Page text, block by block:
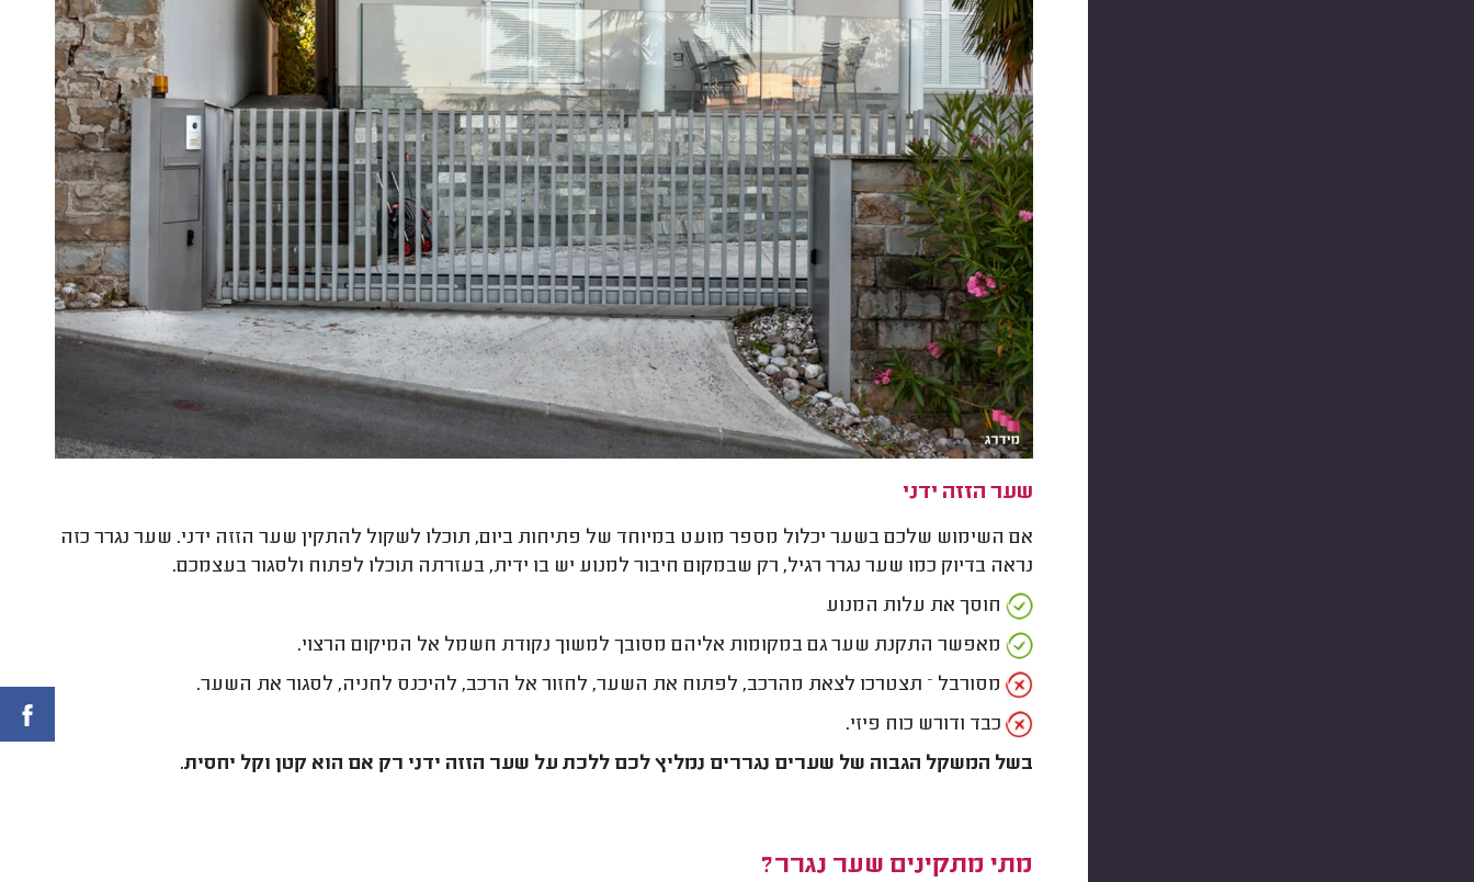
שער הזזה ידני
אם השימוש שלכם בשער יכלול מספר מועט במיוחד של פתיחות ביום, תוכלו לשקול להתקין שער הזזה ידני. שער נגרר כזה
נראה בדיוק כמו שער נגרר רגיל, רק שבמקום חיבור למנוע יש בו ידית, בעזרתה תוכלו לפתוח ולסגור בעצמכם.
חוסך את עלות המנוע
מאפשר התקנת שער גם במקומות אליהם מסובך למשוך נקודת חשמל אל המיקום הרצוי.
מסורבל – תצטרכו לצאת מהרכב, לפתוח את השער, לחזור אל הרכב, להיכנס לחניה, לסגור את השער.
כבד ודורש כוח פיזי.
בשל המשקל הגבוה של שערים נגררים נמליץ לכם ללכת על שער הזזה ידני רק אם הוא קטן וקל יחסית.
מתי מתקינים שער נגרר?